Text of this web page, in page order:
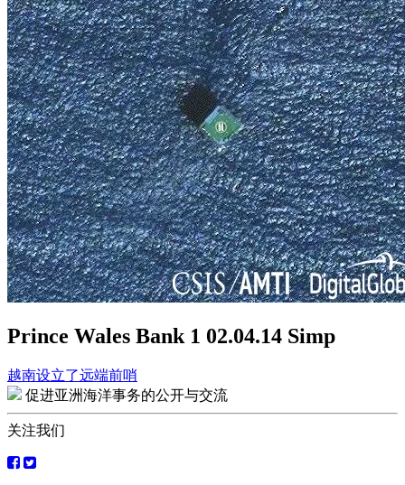
Prince Wales Bank 1 02.04.14 Simp
文
章
导
航
越南设立了远端前哨
促进亚洲海洋事务的公开与交流
关注我们